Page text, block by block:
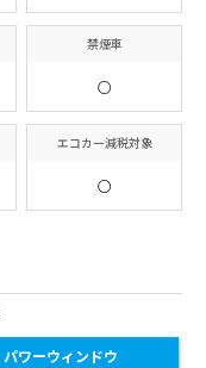
禁煙車
○
エコカー減税対象
○
パワーウィンドウ